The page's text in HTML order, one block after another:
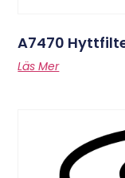
A7470
Läs Mer